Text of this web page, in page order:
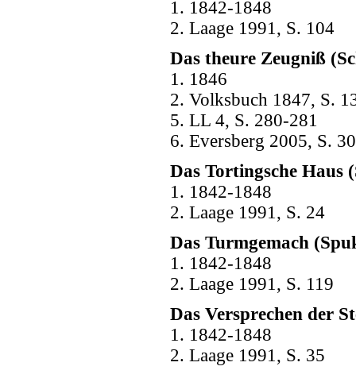
1. 1842-1848
2. Laage 1991, S. 104
Das theure Zeugniß
1. 1846
2. Volksbuch 1847, S.
5. LL 4, S. 280-281
6. Eversberg 2005, S. 30
Das Tortingsche Haus
1. 1842-1848
2. Laage 1991, S. 24
Das Turmgemach
1. 1842-1848
2. Laage 1991, S. 119
Das Versprechen der
1. 1842-1848
2. Laage 1991, S. 35